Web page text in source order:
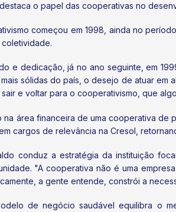
o papel das cooperativas no
começou em 1998, ainda no
e dedicação, já no ano seguinte, em
sólidas do país, o desejo de atuar
e voltar para o cooperativismo, que
na área financeira de uma cooperativa
cargos de relevância na Cresol,
conduz a estratégia da instituição
"A cooperativa não é uma
a gente entende, constrói a
de negócio saudável equilibra o